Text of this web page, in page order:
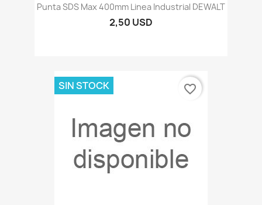
Punta SDS Max 400mm Linea Industrial DEWALT
2,50 USD
SIN STOCK favorite_border